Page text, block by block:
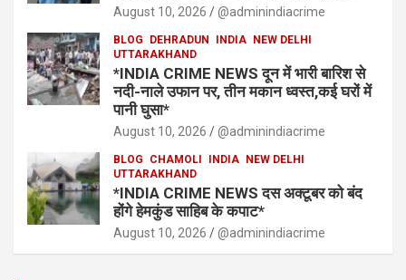
August 10, 2026 @adminindiacrime
BLOG DEHRADUN INDIA NEW DELHI
UTTARAKHAND
*INDIA CRIME NEWS दून में भारी बारिश से
नदी-नाले उफान पर, तीन मकान ध्वस्त,कई घरों में
पानी घुसा*
August 10, 2026 @adminindiacrime
BLOG CHAMOLI INDIA NEW DELHI
UTTARAKHAND
*INDIA CRIME NEWS दस अक्टूबर को बंद
होंगे हेमकुंड साहिब के कपाट*
August 10, 2026 @adminindiacrime